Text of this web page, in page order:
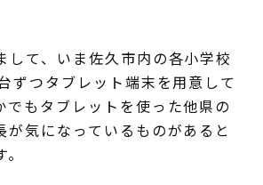
て、いま佐久市内の各小学校
ずつタブレット端末を用意して
でもタブレットを使った他県の
が気になっているものがあると